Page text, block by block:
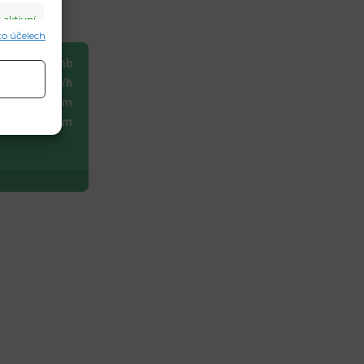
aktivní
účelech
1008 mb
5 Km/h
10 km
6:47 pm